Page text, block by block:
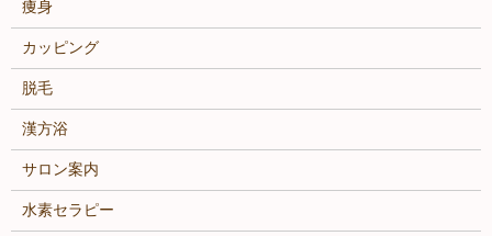
痩身
カッピング
脱毛
漢方浴
サロン案内
水素セラピー